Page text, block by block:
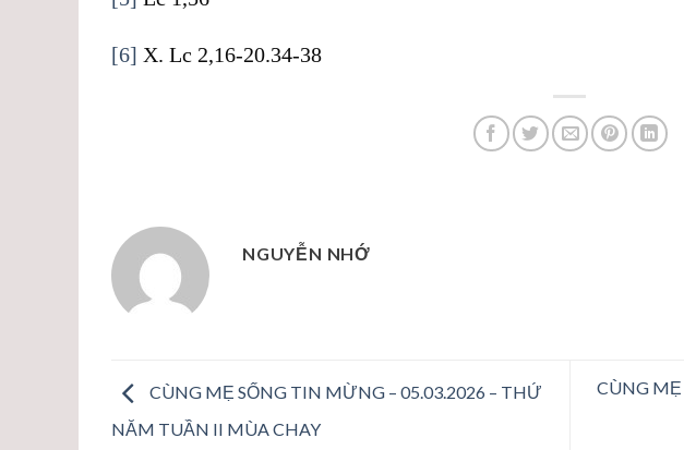
[6] X. Lc 2,16-20.34-38
NGUYỄN NHỚ
CÙNG MẸ SỐNG TIN MỪNG – 05.03.2026 – THỨ
NĂM TUẦN II MÙA CHAY
CÙNG